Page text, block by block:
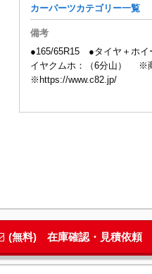
カーパーツカテゴリー一覧
備考
●165/65R15 ●タイヤ＋ホ
イヤクムホ：（6分山） ※
※https://www.c82.jp/
(無料) 在庫確認・見積依頼